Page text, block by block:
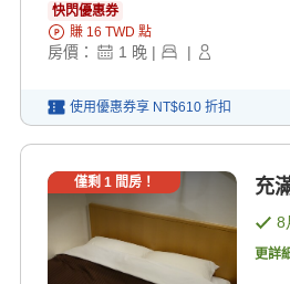
快閃優惠券
賺 16 TWD 點
房價： 1 晚 | |
使用優惠券享 NT$610 折扣
僅剩 1間房！ 充
8
更詳